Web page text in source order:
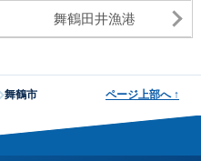
舞鶴田井漁港
舞鶴市 ページ上部へ ↑